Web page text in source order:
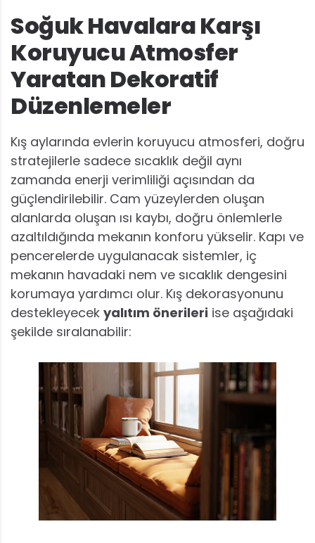
Soğuk Havalara Karşı
Koruyucu Atmosfer
Yaratan Dekoratif
Düzenlemeler
Kış aylarında evlerin koruyucu atmosferi, doğru
stratejilerle sadece sıcaklık değil aynı
zamanda enerji verimliliği açısından da
güçlendirilebilir. Cam yüzeylerden oluşan
alanlarda oluşan ısı kaybı, doğru önlemlerle
azaltıldığında mekanın konforu yükselir. Kapı ve
pencerelerde uygulanacak sistemler, iç
mekanın havadaki nem ve sıcaklık dengesini
korumaya yardımcı olur. Kış dekorasyonunu
destekleyecek yalıtım önerileri ise aşağıdaki
şekilde sıralanabilir: